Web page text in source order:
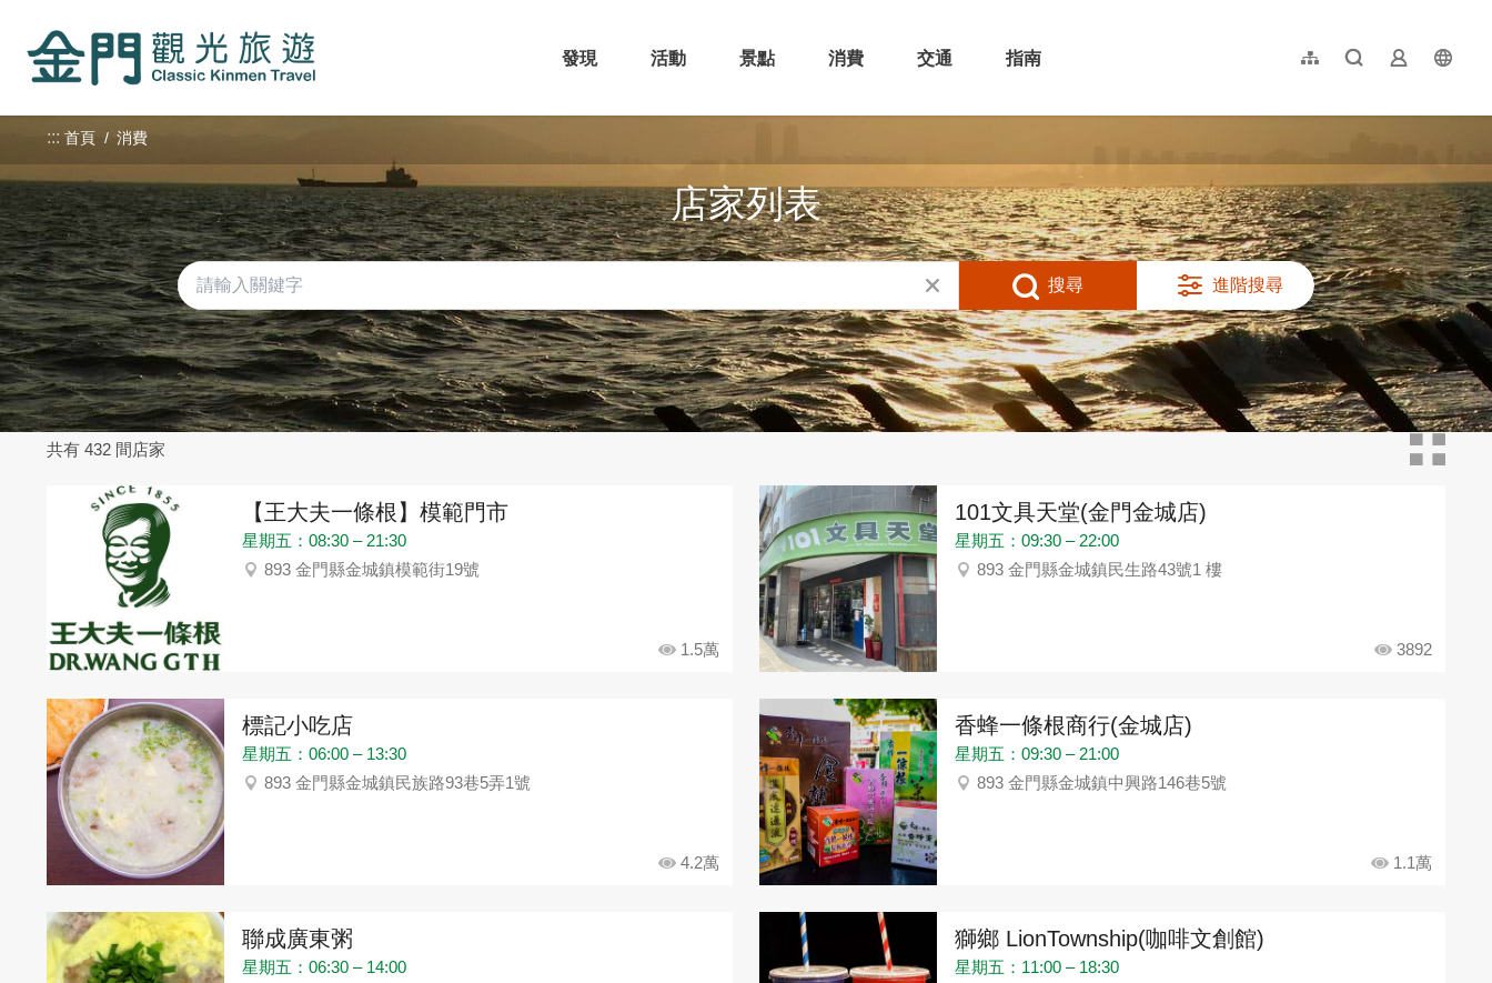
內
發現
活動 景點 消費 交通 指南 網站導覽全文檢索業者登入
简体中文
日本語
한국어
::: 首頁 消費
店家列表
搜尋 進階搜尋
共有 432 間店家
【王大夫一條根】模範門市
星期五：08:30 – 21:30
893 金門縣金城鎮模範街19號
1.5萬
101文具天堂(金門金城店)
星期五：09:30 – 22:00
893 金門縣金城鎮民生路43號1 樓
3892
標記小吃店
星期五：06:00 – 13:30
893 金門縣金城鎮民族路93巷5弄1號
4.2萬
香蜂一條根商行(金城店)
星期五：09:30 – 21:00
893 金門縣金城鎮中興路146巷5號
1.1萬
聯成廣東粥
星期五：06:30 – 14:00
獅鄉 LionTownship(咖啡文創館)
星期五：11:00 – 18:30